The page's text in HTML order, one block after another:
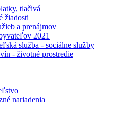
tlačivá
žiadosti
a prenájmov
2021
služba - sociálne služby
- životné prostredie
nariadenia